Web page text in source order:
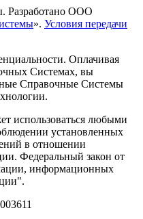
Разработано ООО
». Условия передачи
Оплачивая
Системах, вы
Справочные Системы
использоваться любыми
установленных
в отношении
Федеральный закон от
информационных